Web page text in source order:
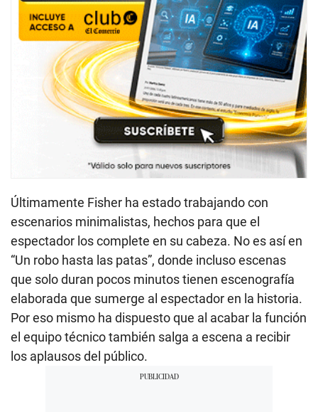
Últimamente Fisher ha estado trabajando con
escenarios minimalistas, hechos para que el
espectador los complete en su cabeza. No es así en
“Un robo hasta las patas”, donde incluso escenas
que solo duran pocos minutos tienen escenografía
elaborada que sumerge al espectador en la historia.
Por eso mismo ha dispuesto que al acabar la función
el equipo técnico también salga a escena a recibir
los aplausos del público.